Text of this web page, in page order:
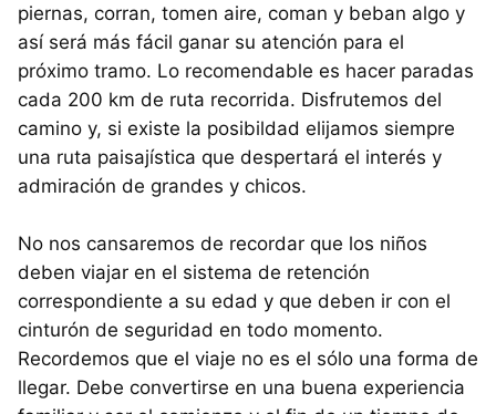
piernas, corran, tomen aire, coman y beban algo y
así será más fácil ganar su atención para el
próximo tramo. Lo recomendable es hacer paradas
cada 200 km de ruta recorrida. Disfrutemos del
camino y, si existe la posibildad elijamos siempre
una ruta paisajística que despertará el interés y
admiración de grandes y chicos.
No nos cansaremos de recordar que los niños
deben viajar en el sistema de retención
correspondiente a su edad y que deben ir con el
cinturón de seguridad en todo momento.
Recordemos que el viaje no es el sólo una forma de
llegar. Debe convertirse en una buena experiencia